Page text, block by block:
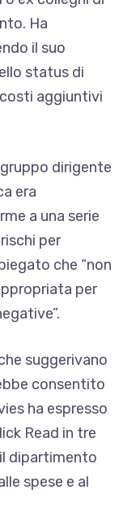
Ha
il suo
status di
aggiuntivi
dirigente
era
a una serie
per
che “non
per
suggerivano
consentito
ha espresso
Read in tre
dipartimento
spese e al